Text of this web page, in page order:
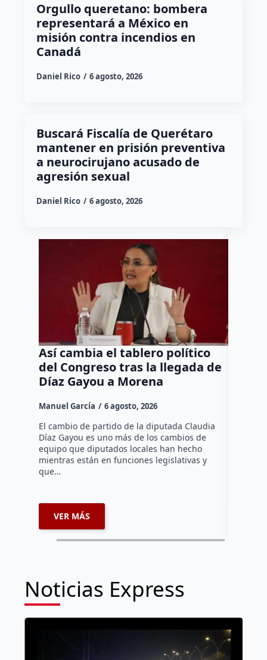
Orgullo queretano: bombera
representará a México en
misión contra incendios en
Canadá
Daniel Rico 6 agosto, 2026
Buscará Fiscalía de Querétaro
mantener en prisión preventiva
a neurocirujano acusado de
agresión sexual
Daniel Rico 6 agosto, 2026
Así cambia el tablero político
del Congreso tras la llegada de
Díaz Gayou a Morena
Manuel García 6 agosto, 2026
El cambio de partido de la diputada Claudia
Díaz Gayou es uno más de los cambios de
equipo que diputados locales han hecho
mientras están en funciones legislativas y
que…
VER MÁS
Noticias Express